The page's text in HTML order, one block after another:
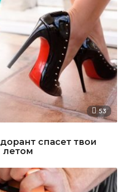
53
спасет твои
летом